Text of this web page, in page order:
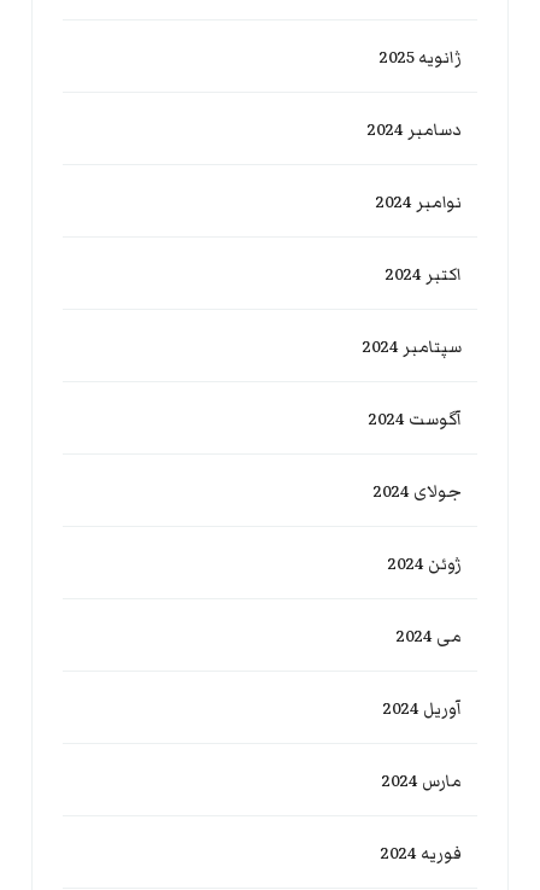
ژانویه 2025
دسامبر 2024
نوامبر 2024
اکتبر 2024
سپتامبر 2024
آگوست 2024
جولای 2024
ژوئن 2024
می 2024
آوریل 2024
مارس 2024
فوریه 2024